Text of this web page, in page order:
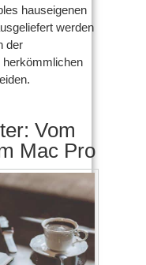
hauseigenen
werden
der
herkömmlichen
Vom
Mac Pro